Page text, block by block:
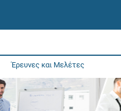
Έρευνες και Μελέτες